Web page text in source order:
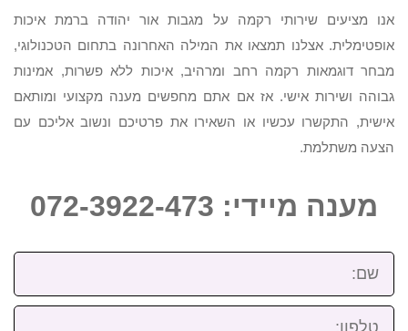
אנו מציעים שירותי רקמה על מגבות אור יהודה ברמת איכות
אופטימלית. אצלנו תמצאו את המילה האחרונה בתחום הטכנולוגי,
מבחר דוגמאות רקמה רחב ומרהיב, איכות ללא פשרות, אמינות
גבוהה ושירות אישי. אז אם אתם מחפשים מענה מקצועי ומותאם
אישית, התקשרו עכשיו או השאירו את פרטיכם ונשוב אליכם עם
הצעה משתלמת.
מענה מיידי: 072-3922-473
שם:
טלפון: